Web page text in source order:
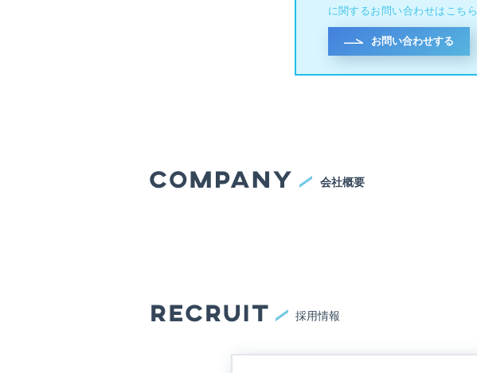
に関するお問い合わせはこちら
お問い合わせする
会社概要
採用情報